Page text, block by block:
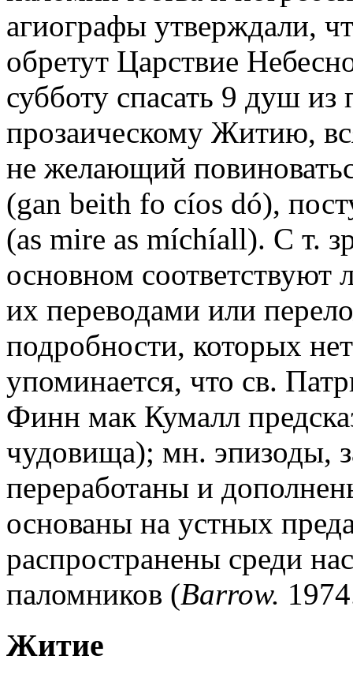
агиографы утверждали,
обретут Царствие
субботу спасать 9 душ
прозаическому Житию,
не желающий
(gan beith fo cíos dó),
(as mire as míchíall). С т.
основном соответствуют
их переводами или
подробности, которых
упоминается, что св.
Финн мак Кумалл
чудовища); мн. эпизоды,
переработаны и
основаны на устных
распространены среди
паломников (Barrow.
Житие